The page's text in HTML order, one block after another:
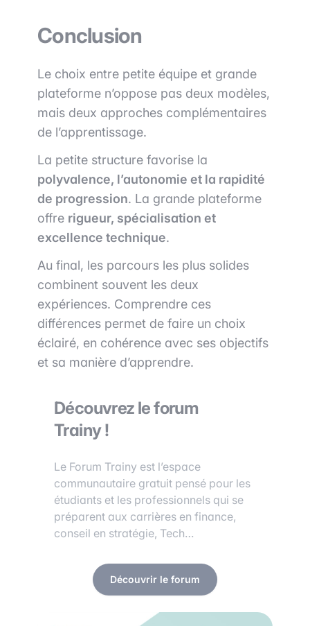
Conclusion
Le choix entre petite équipe et grande
plateforme n’oppose pas deux modèles,
mais deux approches complémentaires
de l’apprentissage.
La petite structure favorise la
polyvalence, l’autonomie et la rapidité
de progression. La grande plateforme
offre rigueur, spécialisation et
excellence technique.
Au final, les parcours les plus solides
combinent souvent les deux
expériences. Comprendre ces
différences permet de faire un choix
éclairé, en cohérence avec ses objectifs
et sa manière d’apprendre.
Découvrez le forum
Trainy !
Le Forum Trainy est l’espace
communautaire gratuit pensé pour les
étudiants et les professionnels qui se
préparent aux carrières en finance,
conseil en stratégie, Tech…
Découvrir le forum